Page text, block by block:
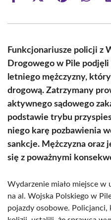
(Twitter)
Funkcjonariusze policji z
Drogowego w Pile podjęli
letniego mężczyzny,
drogową. Zatrzymany
aktywnego sądowego
podstawie trybu
niego karę pozbawienia
sankcje. Mężczyzna oraz
się z poważnymi
Wydarzenie miało miejsce w
na al. Wojska Polskiego w
pojazdy osobowe.